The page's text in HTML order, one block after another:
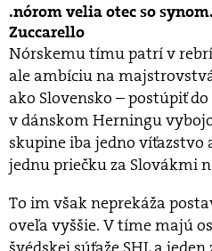
nórom velia otec so
Zuccarello
Nórskemu tímu patrí v
ale ambíciu na
ako Slovensko – postúpiť
v dánskom Herningu
skupine iba jedno víťazstvo
jednu priečku za Slovákmi
To im však neprekáža
oveľa vyššie. V tíme majú